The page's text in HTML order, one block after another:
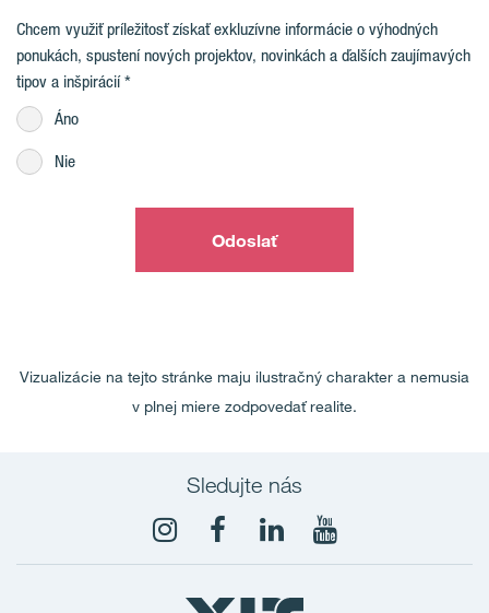
Chcem využiť príležitosť získať exkluzívne informácie o výhodných
ponukách, spustení nových projektov, novinkách a ďalších zaujímavých
tipov a inšpirácií
Áno
Nie
Odoslať
Vizualizácie na tejto stránke maju ilustračný charakter a nemusia
v plnej miere zodpovedať realite.
Sledujte nás